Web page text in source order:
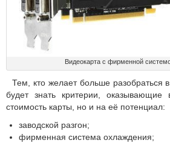
Видеокарта с фирменной
Тем, кто желает больше разобраться
будет знать критерии,
стоимость карты, но и на её потенциал:
заводской разгон;
фирменная система охлаждения;